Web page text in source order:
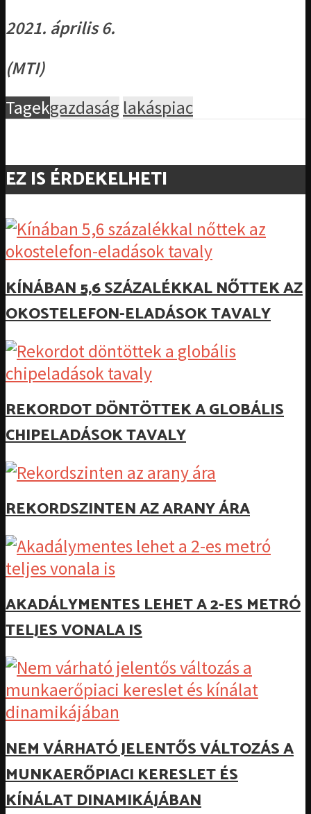
2021. április 6.
(MTI)
Tagekgazdaság lakáspiac
EZ IS ÉRDEKELHETI
KÍNÁBAN 5,6 SZÁZALÉKKAL NŐTTEK AZ
OKOSTELEFON-ELADÁSOK TAVALY
REKORDOT DÖNTÖTTEK A GLOBÁLIS
CHIPELADÁSOK TAVALY
REKORDSZINTEN AZ ARANY ÁRA
AKADÁLYMENTES LEHET A 2-ES METRÓ
TELJES VONALA IS
NEM VÁRHATÓ JELENTŐS VÁLTOZÁS A
MUNKAERŐPIACI KERESLET ÉS
KÍNÁLAT DINAMIKÁJÁBAN